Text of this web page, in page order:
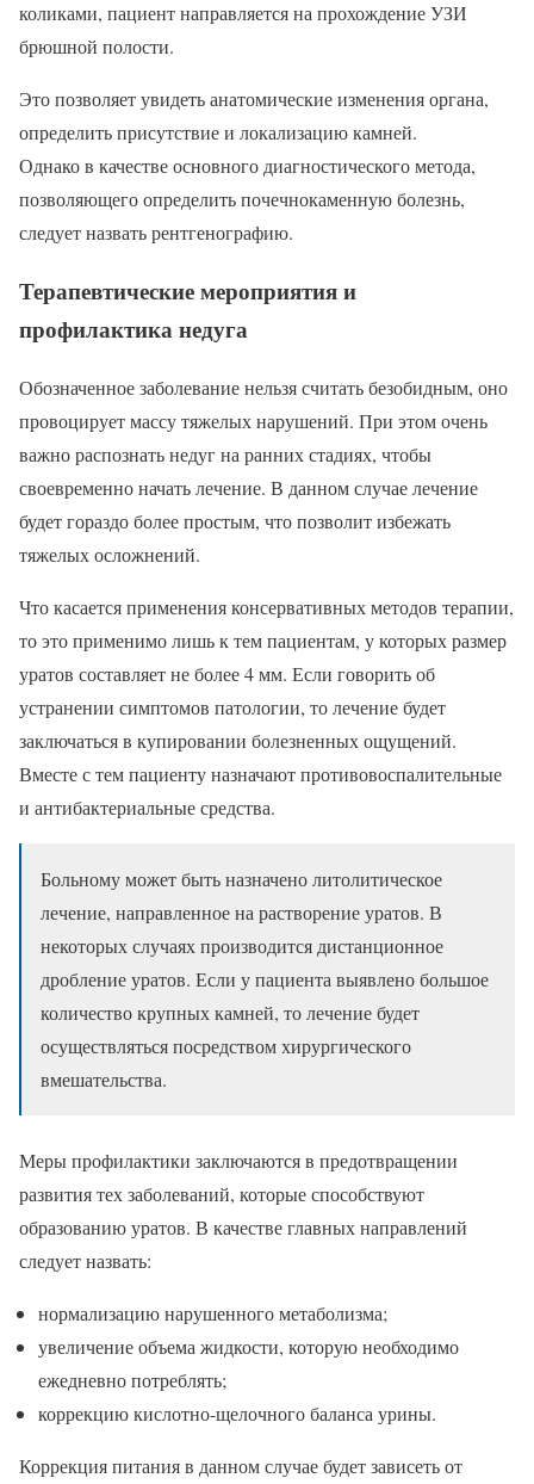
коликами, пациент направляется на прохождение УЗИ
брюшной полости.
Это позволяет увидеть анатомические изменения органа,
определить присутствие и локализацию камней.
Однако в качестве основного диагностического метода,
позволяющего определить почечнокаменную болезнь,
следует назвать рентгенографию.
Терапевтические мероприятия и
профилактика недуга
Обозначенное заболевание нельзя считать безобидным, оно
провоцирует массу тяжелых нарушений. При этом очень
важно распознать недуг на ранних стадиях, чтобы
своевременно начать лечение. В данном случае лечение
будет гораздо более простым, что позволит избежать
тяжелых осложнений.
Что касается применения консервативных методов терапии,
то это применимо лишь к тем пациентам, у которых размер
уратов составляет не более 4 мм. Если говорить об
устранении симптомов патологии, то лечение будет
заключаться в купировании болезненных ощущений.
Вместе с тем пациенту назначают противовоспалительные
и антибактериальные средства.
Больному может быть назначено литолитическое
лечение, направленное на растворение уратов. В
некоторых случаях производится дистанционное
дробление уратов. Если у пациента выявлено большое
количество крупных камней, то лечение будет
осуществляться посредством хирургического
вмешательства.
Меры профилактики заключаются в предотвращении
развития тех заболеваний, которые способствуют
образованию уратов. В качестве главных направлений
следует назвать:
нормализацию нарушенного метаболизма;
увеличение объема жидкости, которую необходимо
ежедневно потреблять;
коррекцию кислотно-щелочного баланса урины.
Коррекция питания в данном случае будет зависеть от